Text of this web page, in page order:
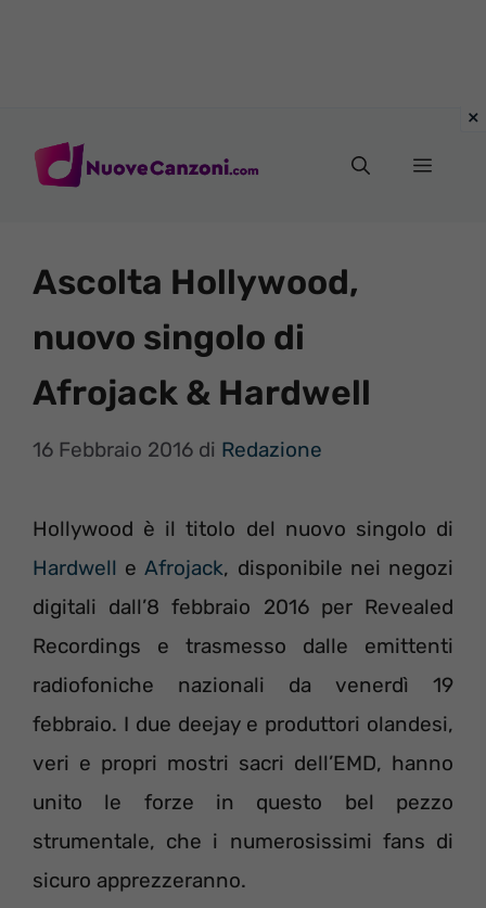
Menu
Ascolta Hollywood,
nuovo singolo di
Afrojack & Hardwell
16 Febbraio 2016 di Redazione
Hollywood è il titolo del nuovo singolo di
Hardwell eAfrojack, disponibile nei negozi
digitali dall’8 febbraio 2016 per Revealed
Recordings e trasmesso dalle emittenti
radiofoniche nazionali da venerdì 19
febbraio. I due deejay e produttori olandesi,
veri e propri mostri sacri dell’EMD, hanno
unito le forze in questo bel pezzo
strumentale, che i numerosissimi fans di
sicuro apprezzeranno.